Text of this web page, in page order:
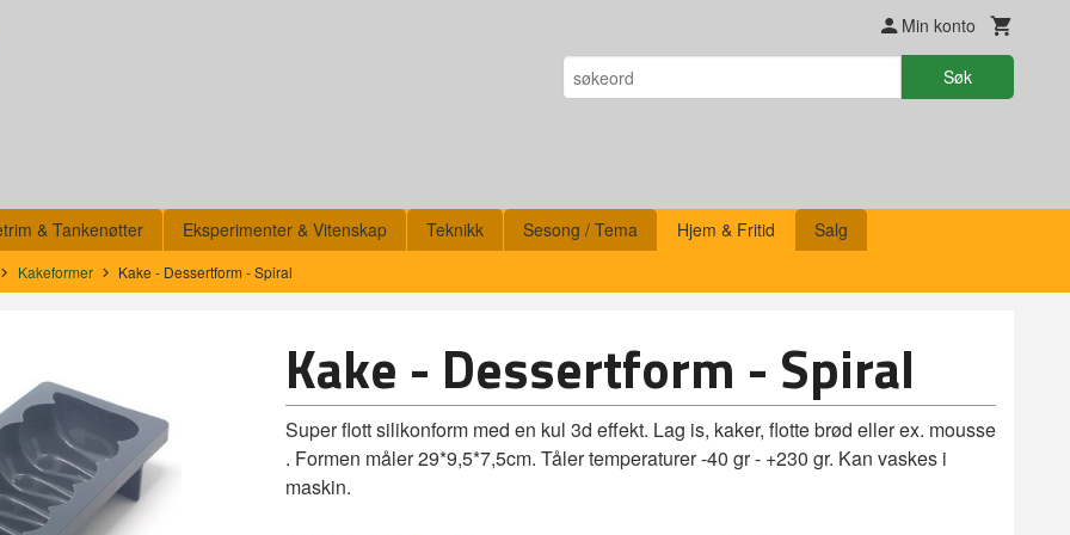
Min konto
Søk
& Tankenøtter Eksperimenter & Vitenskap Teknikk Sesong / Tema Hjem & Fritid Salg
Kakeformer Kake - Dessertform - Spiral
Kake - Dessertform - Spiral
Super flott silikonform med en kul 3d effekt. Lag is, kaker, flotte brød eller ex. mousse
. Formen måler 29*9,5*7,5cm. Tåler temperaturer -40 gr - +230 gr. Kan vaskes i
maskin.